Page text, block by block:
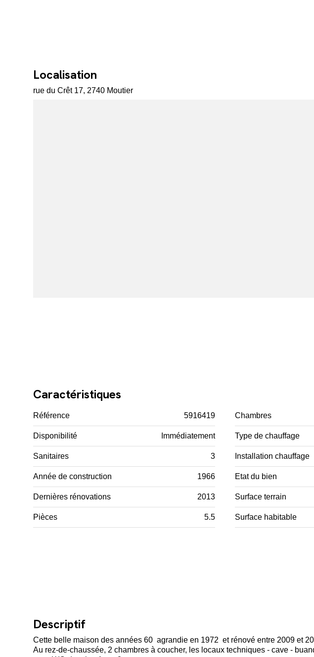
Localisation
rue du Crêt 17, 2740 Moutier
Caractéristiques
Référence 5916419
Disponibilité Immédiatement
Sanitaires 3
Année de construction 1966
Dernières rénovations 2013
Pièces 5.5
Chambres
Type de chauffage
Installation chauffage
Etat du bien
Surface terrain
Surface habitable
Descriptif
Cette belle maison des années 60 agrandie en 1972 et rénové entre 2009 et
Au rez-de-chaussée, 2 chambres à coucher, les locaux techniques - cave -